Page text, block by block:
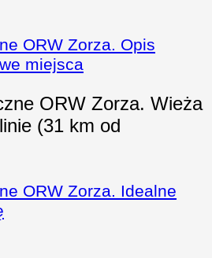
ORW Zorza. Opis
miejsca
ORW Zorza. Wieża
(31 km od
ORW Zorza. Idealne